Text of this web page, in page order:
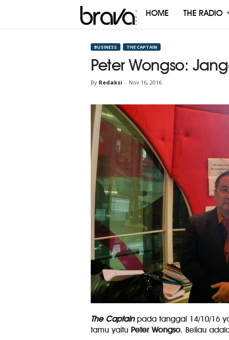
Brava
HOME THE RADIO
BUSINESS THE CAPTAIN
Peter Wongso:
By Redaksi - Nov 16, 2016
The Captainpada tanggal 14/10/16
tamu yaitu Peter Wongso. Beliau